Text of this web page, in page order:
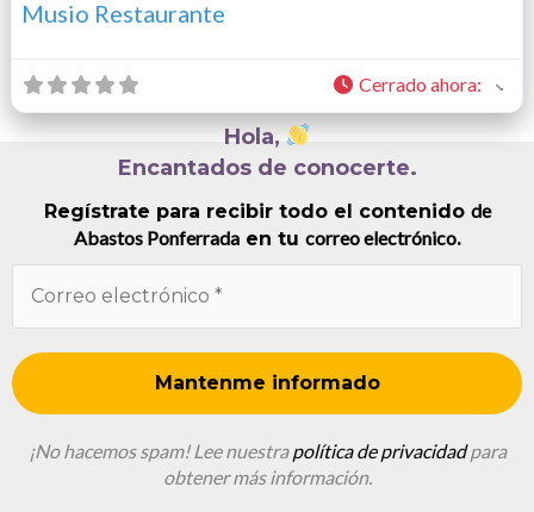
Musio Restaurante
Cerrado ahora:
Hola,
Encantados de conocerte.
Regístrate para recibir todo el contenido de
Abastos Ponferradaen tu correo electrónico.
¡No hacemos spam! Lee nuestrapolítica de privacidadpara
obtener más información.